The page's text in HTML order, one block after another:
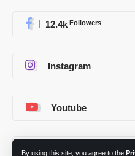
By using this site, you agree to the
12.4k Followers
Instagram
Youtube
Telegram